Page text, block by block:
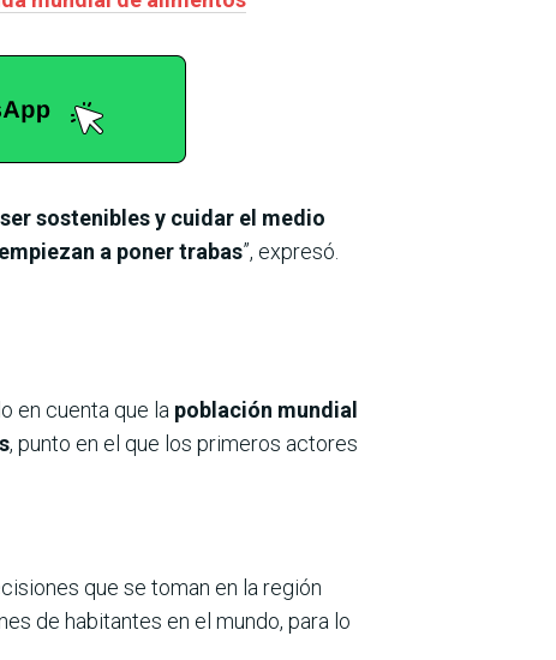
sostenibles y cuidar el medio
a poner trabas”, expresó.
en cuenta que la población mundial
, punto en el que los primeros actores
que se toman en la región
de habitantes en el mundo, para lo